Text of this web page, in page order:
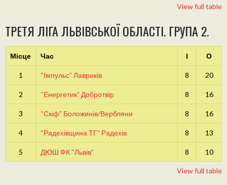
View full table
ТРЕТЯ ЛІГА ЛЬВІВСЬКОЇ ОБЛАСТІ. ГРУПА 2.
Місце Час І О
1 “Імпульс” Лавриків 8 20
2 “Енергетик” Добротвір 8 16
3 “Скіф” Боложинів/Вербляни 8 16
4 “Радехівщина ТГ” Радехів 8 13
5 ДЮШ ФК “Львів” 8 10
View full table